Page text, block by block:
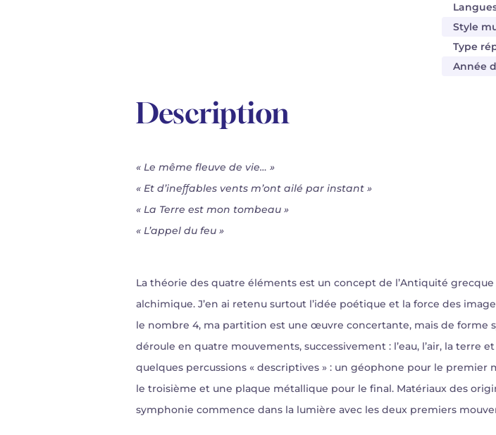
Style
Type
Année
Description
« Le même fleuve de vie… »
« Et d’ineﬀables vents m’ont ailé par instant »
« La Terre est mon tombeau »
« L’appel du feu »
La théorie des quatre éléments est un concept de l’Antiquité
alchimique. J’en ai retenu surtout l’idée poétique et la force des
le nombre 4, ma partition est une œuvre concertante, mais de forme
déroule en quatre mouvements, successivement : l’eau, l’air, la terre
quelques percussions « descriptives » : un géophone pour le
le troisième et une plaque métallique pour le final. Matériaux des
symphonie commence dans la lumière avec les deux premiers